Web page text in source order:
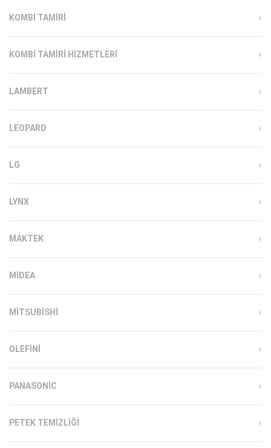
KOMBI TAMIRI
KOMBI TAMIRI HIZMETLERI
LAMBERT
LEOPARD
LG
LYNX
MAKTEK
MIDEA
MITSUBISHI
OLEFINI
PANASONIC
PETEK TEMIZLIĞI